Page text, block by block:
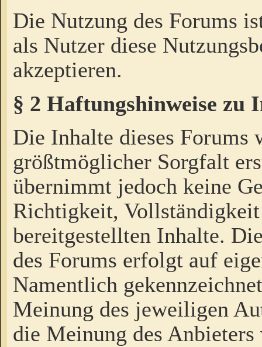
Die Nutzung des Forums
als Nutzer diese
akzeptieren.
§ 2 Haftungshinweise zu
Die Inhalte dieses Forums
größtmöglicher Sorgfalt
übernimmt jedoch keine
Richtigkeit,
bereitgestellten Inhalte.
des Forums erfolgt auf
Namentlich
Meinung des jeweiligen
die Meinung des Anbieters